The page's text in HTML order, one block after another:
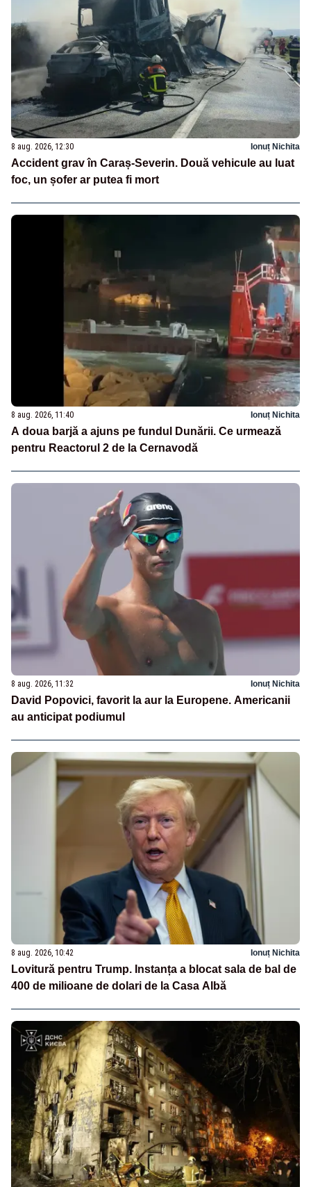
8 aug. 2026, 12:30 Ionuț Nichita
Accident grav în Caraș-Severin. Două vehicule au luat
foc, un șofer ar putea fi mort
8 aug. 2026, 11:40 Ionuț Nichita
A doua barjă a ajuns pe fundul Dunării. Ce urmează
pentru Reactorul 2 de la Cernavodă
8 aug. 2026, 11:32 Ionuț Nichita
David Popovici, favorit la aur la Europene. Americanii
au anticipat podiumul
8 aug. 2026, 10:42 Ionuț Nichita
Lovitură pentru Trump. Instanța a blocat sala de bal de
400 de milioane de dolari de la Casa Albă